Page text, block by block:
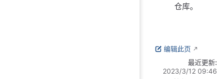
仓库。
编辑此页
最近更新:
2023/3/12 09:46